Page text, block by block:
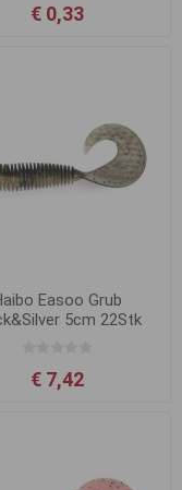
€ 0,33
Easoo Grub
5cm 22Stk
€ 7,42